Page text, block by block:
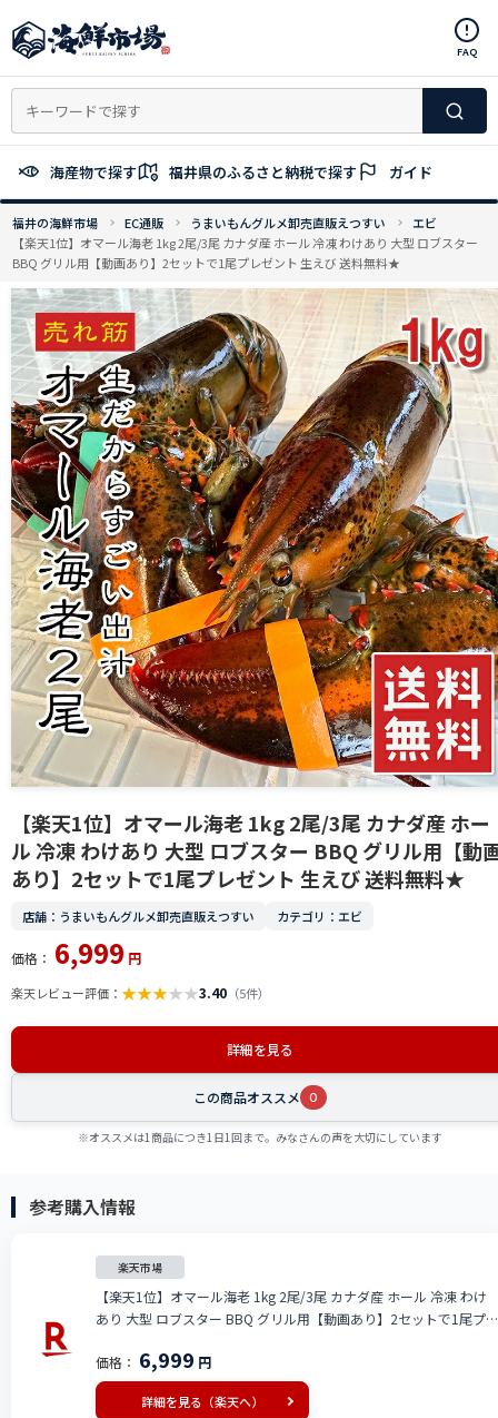
ン
ン
へ
ッ
FAQ
海産物で探す 福井県のふるさと納税で探す ガイド
福井の海鮮市場 EC通販 うまいもんグルメ卸売直販えつすい
エビ
【楽天1位】オマール海老 1kg 2尾/3尾 カナダ産 ホール 冷凍 わけあり 大型 ロブスター
BBQ グリル用【動画あり】2セットで1尾プレゼント 生えび 送料無料★
【楽天1位】オマール海老 1kg 2尾/3尾 カナダ産 ホー
ル 冷凍 わけあり 大型 ロブスター BBQ グリル用【動
あり】2セットで1尾プレゼント 生えび 送料無料★
店舗：うまいもんグルメ卸売直販えつすい カテゴリ：エビ
価格： 6,999 円
楽天レビュー評価： ★★★★★3.40 （5件）
詳細を見る
この商品オススメ 0
※オススメは1商品につき1日1回まで。みなさんの声を大切にしています
参考購入情報
楽天市場
【楽天1位】オマール海老 1kg 2尾/3尾 カナダ産 ホール 冷凍 わけ
あり 大型 ロブスター BBQ グリル用【動画あり】2セットで1尾プ
価格： 6,999 円
詳細を見る（楽天へ）